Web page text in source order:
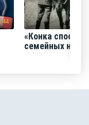
44
«Конка
семейных